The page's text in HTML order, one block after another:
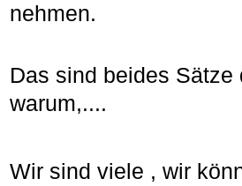
nehmen.
Das sind beides
warum,....
Wir sind viele , wir